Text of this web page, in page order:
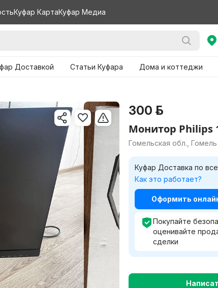
Куфар КартаКуфар Медиа
Доставкой Статьи Куфара Дома и коттеджи
300 р.
Монитор Philips
Гомельская обл., Гомель
Куфар Доставка по
Как это работает?
Оформить
Покупайте
оценивайте
сделки